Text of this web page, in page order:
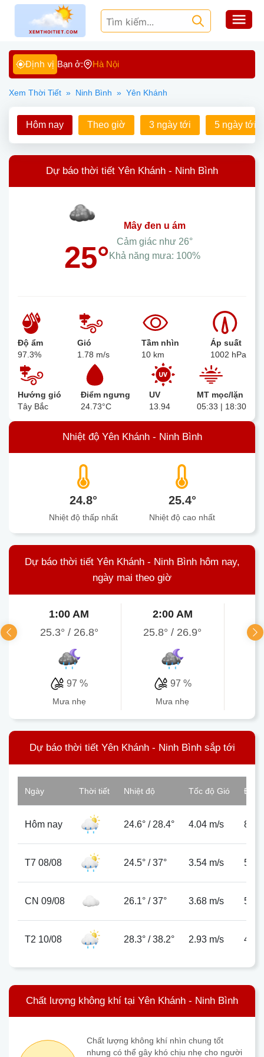
Định vị Bạn ở: Hà Nội
Xem Thời Tiết » Ninh Bình » Yên Khánh
Hôm nay Theo giờ 3 ngày tới 5 ngày tới
Dự báo thời tiết Yên Khánh - Ninh Bình
25°
mây đen u ám
Cảm giác như 26°
Khả năng mưa: 100%
Độ ẩm
97.3%
Gió
1.78 m/s
Tầm nhìn
10 km
Áp suất
1002 hPa
Hướng gió
Tây Bắc
Điểm ngưng
24.73°C
UV
13.94
MT mọc/lặn
05:33 | 18:30
Nhiệt độ Yên Khánh - Ninh Bình
24.8°
Nhiệt độ thấp nhất
25.4°
Nhiệt độ cao nhất
Dự báo thời tiết Yên Khánh - Ninh Bình hôm nay,
ngày mai theo giờ
1:00 AM
25.3° / 26.8°
97 %
mưa nhẹ
2:00 AM
25.8°/ 26.9°
97 %
mưa nhẹ
Dự báo thời tiết Yên Khánh - Ninh Bình sắp tới
Ngày Thời tiết Nhiệt độ Tốc độ Gió Độ
Hôm nay 24.6° / 28.4° 4.04 m/s 87%
T7 08/08 24.5° /37° 3.54 m/s 55%
CN 09/08 26.1° /37° 3.68 m/s 50%
T2 10/08 28.3° /38.2° 2.93 m/s 47%
Chất lượng không khí tại Yên Khánh - Ninh Bình
Chất lượng không khí nhìn chung tốt
nhưng có thể gây khó chịu nhẹ cho người